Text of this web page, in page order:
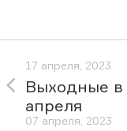
17 апреля, 2023
Выходные в
апреля
07 апреля, 2023